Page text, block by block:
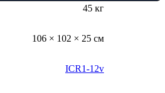
45 кг
106 × 102 × 25 см
ICR1-12v